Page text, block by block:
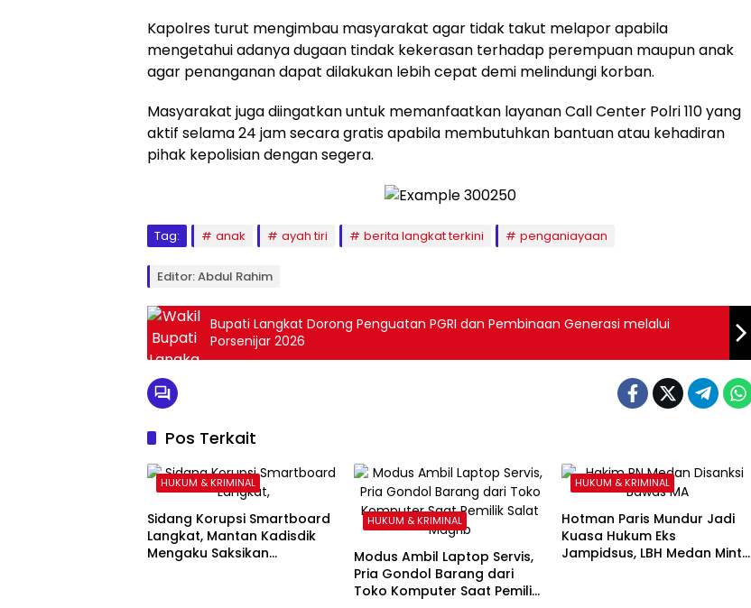
Kapolres turut mengimbau masyarakat agar tidak takut melapor apabila
mengetahui adanya dugaan tindak kekerasan terhadap perempuan maupun anak
agar penanganan dapat dilakukan lebih cepat demi melindungi korban.
Masyarakat juga diingatkan untuk memanfaatkan layanan Call Center Polri 110 yang
aktif selama 24 jam secara gratis apabila membutuhkan bantuan atau kehadiran
pihak kepolisian dengan segera.
Tag: anak ayah tiri berita langkat terkini penganiayaan
Editor: Abdul Rahim
Bupati Langkat Dorong Penguatan PGRI dan Pembinaan Generasi melalui
Porsenijar 2026
Pos Terkait
HUKUM & KRIMINAL
Sidang Korupsi Smartboard
Langkat, Mantan Kadisdik
Mengaku Saksikan
HUKUM & KRIMINAL
Modus Ambil Laptop Servis,
Pria Gondol Barang dari
Toko Komputer Saat Pemilik
HUKUM & KRIMINAL
Hotman Paris Mundur Jadi
Kuasa Hukum Eks
Jampidsus, LBH Medan Minta
HUKUM & KRIMINAL